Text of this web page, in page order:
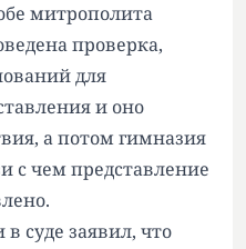
митрополита
проверка,
для
и оно
а потом гимназия
с чем представление
суде заявил, что